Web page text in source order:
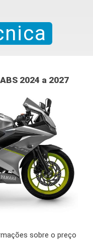
2024 a 2027
sobre o preço